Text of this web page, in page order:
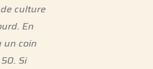
culture
En
un coin
Si